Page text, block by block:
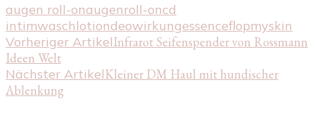
augen roll-onaugenroll-oncd
intimwaschlotiondeowirkungessenceflopmyskin
Beitragsnavigation
Vorheriger ArtikelInfrarot Seifenspender von Rossmann
Ideen Welt
Nächster ArtikelKleiner DM Haul mit hundischer
Ablenkung